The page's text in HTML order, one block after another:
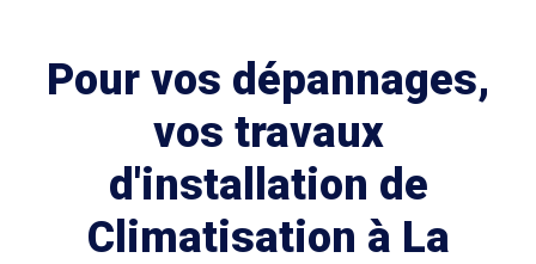
Pour vos dépannages,
vos travaux
d'installation de
Climatisation à La